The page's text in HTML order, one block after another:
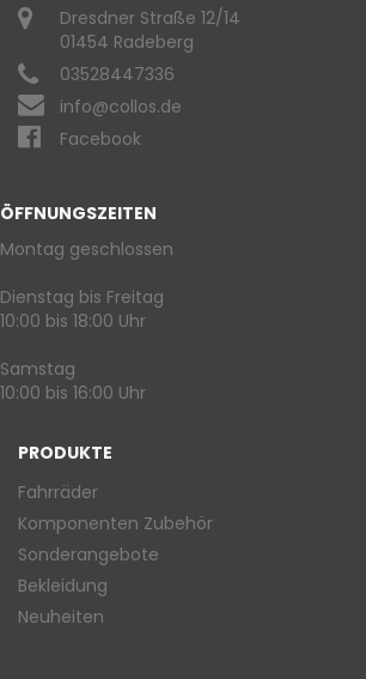
Dresdner Straße 12/14
01454 Radeberg
03528447336
info@collos.de
Facebook
ÖFFNUNGSZEITEN
Montag geschlossen
Dienstag bis Freitag
10:00 bis 18:00 Uhr
Samstag
10:00 bis 16:00 Uhr
PRODUKTE
Fahrräder
Komponenten Zubehör
Sonderangebote
Bekleidung
Neuheiten